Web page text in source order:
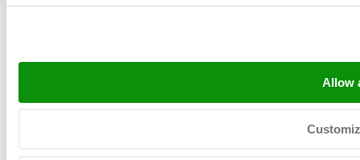
Allow
Copyright © 2026 Neerlandia Urk -